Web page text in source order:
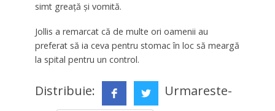
simt greață și vomită.
Jollis a remarcat că de multe ori oamenii au
preferat să ia ceva pentru stomac în loc să meargă
la spital pentru un control.
Distribuie:
Urmareste-